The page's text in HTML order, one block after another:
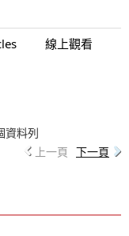
線上觀看
資料列
上一頁 下一頁